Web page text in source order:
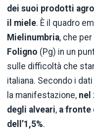
dei suoi prodotti
il miele. È il quadro
Mielinumbria, che
Foligno (Pg) in un
sulle difficoltà che
italiana. Secondo i
la manifestazione, nel
degli alveari, a fronte
dell’1,5%.